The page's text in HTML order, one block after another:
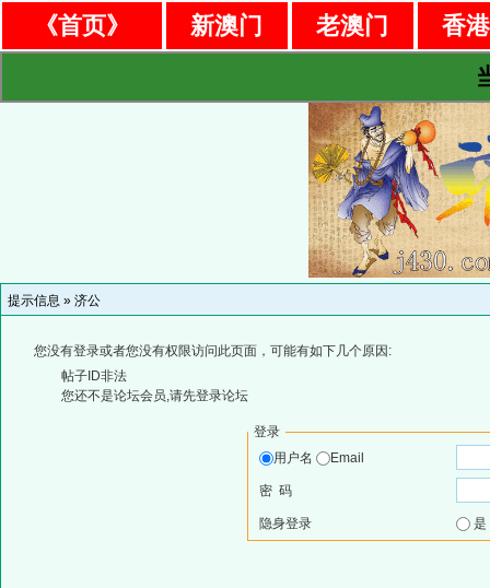
《首页》 新澳门 老澳门
香
提示信息 » 济公
您没有登录或者您没有权限访问此页面，可能有如下几个原因:
帖子ID非法
您还不是论坛会员,请先登录论坛
登录
用户名
Email
密 码
隐身登录